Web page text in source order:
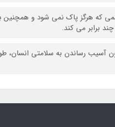
هرگز پاک نمی شود و همچنین
برابر می کند.
آسیب رساندن به سلامتی انسان،